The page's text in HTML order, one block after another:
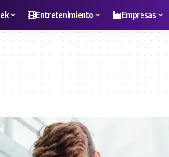
Entretenimiento Empresas